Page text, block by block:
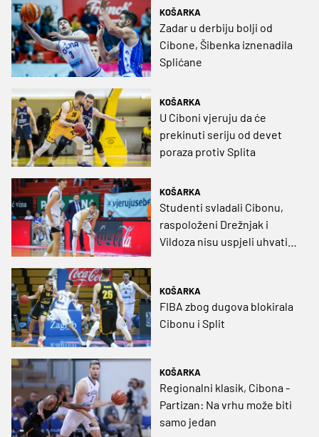
KOŠARKA
Zadar u derbiju bolji od
Cibone, Šibenka iznenadila
Splićane
KOŠARKA
U Ciboni vjeruju da će
prekinuti seriju od devet
poraza protiv Splita
KOŠARKA
Studenti svladali Cibonu,
raspoloženi Drežnjak i
Vildoza nisu uspjeli uhvatiti
KOŠARKA
FIBA zbog dugova blokirala
Cibonu i Split
KOŠARKA
Regionalni klasik, Cibona -
Partizan: Na vrhu može biti
samo jedan